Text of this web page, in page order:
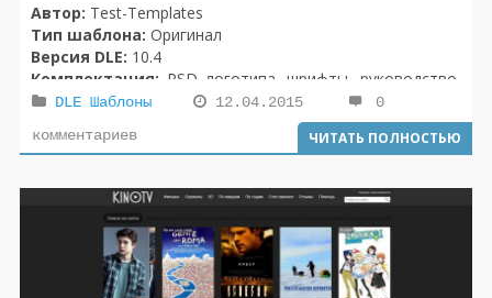
Автор: Test-Templates
Тип шаблона: Оригинал
Версия DLE: 10.4
Комплектация: PSD логотипа, шрифты, руководство,
шаблонDLE Шаблоны 12.04.2015
0
комментариев
ЧИТАТЬ ПОЛНОСТЬЮ